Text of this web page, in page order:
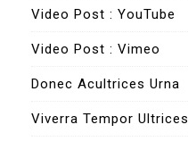
Video Post : YouTube
Video Post : Vimeo
Donec Acultrices Urna
Viverra Tempor Ultrices